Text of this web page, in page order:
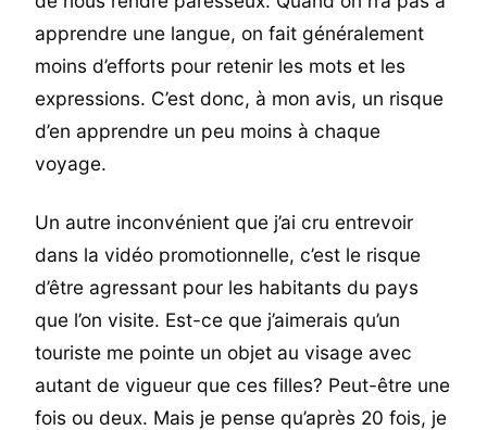
apprendre une langue, on fait généralement
moins d’efforts pour retenir les mots et les
expressions. C’est donc, à mon avis, un risque
d’en apprendre un peu moins à chaque
voyage.
Un autre inconvénient que j’ai cru entrevoir
dans la vidéo promotionnelle, c’est le risque
d’être agressant pour les habitants du pays
que l’on visite. Est-ce que j’aimerais qu’un
touriste me pointe un objet au visage avec
autant de vigueur que ces filles? Peut-être une
fois ou deux. Mais je pense qu’après 20 fois, je